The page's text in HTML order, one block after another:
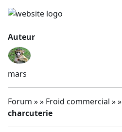
Auteur
mars
Forum » » Froid commercial » »
charcuterie